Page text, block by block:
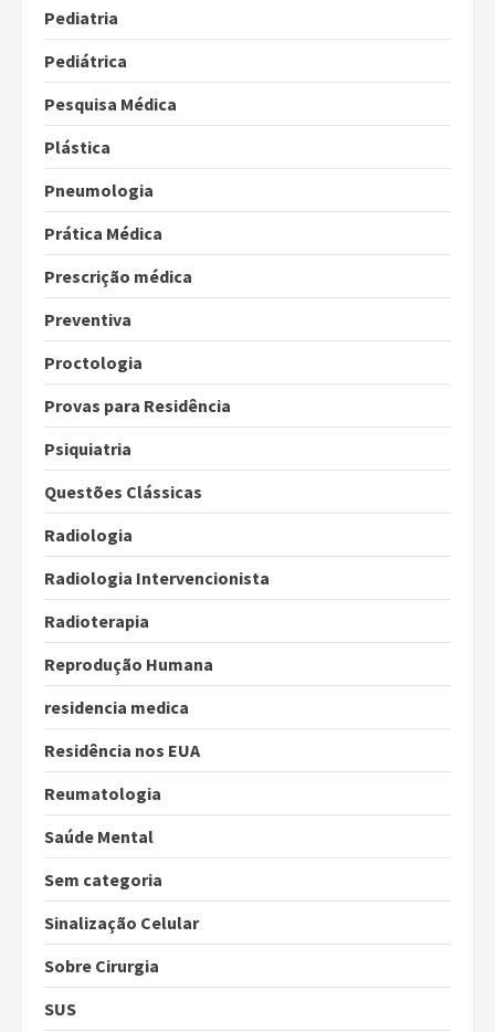
Pediatria
Pediátrica
Pesquisa Médica
Plástica
Pneumologia
Prática Médica
Prescrição médica
Preventiva
Proctologia
Provas para Residência
Psiquiatria
Questões Clássicas
Radiologia
Radiologia Intervencionista
Radioterapia
Reprodução Humana
residencia medica
Residência nos EUA
Reumatologia
Saúde Mental
Sem categoria
Sinalização Celular
Sobre Cirurgia
SUS